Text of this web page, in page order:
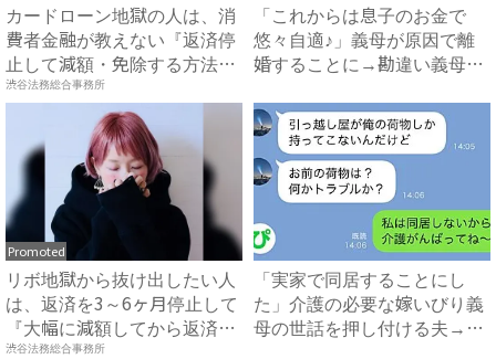
カードローン地獄の人は、消
費者金融が教えない『返済停
止して減額・免除する方法』
で...
渋谷法務総合事務所
「これからは息子のお金で
悠々自適♪」義母が原因で離
婚することに→勘違い義母に
Promoted
リボ地獄から抜け出したい人
は、返済を3～6ヶ月停止して
『大幅に減額してから返済
す...
渋谷法務総合事務所
「実家で同居することにし
た」介護の必要な嫁いびり義
母の世話を押し付ける夫→妻